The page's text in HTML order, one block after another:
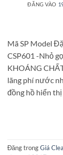
ĐĂNG VÀO
Mã SP Model
CSP601 -Nhỏ
KHOÁNG
lãng phí nước
đồng hồ hiển
Đăng trongGiá